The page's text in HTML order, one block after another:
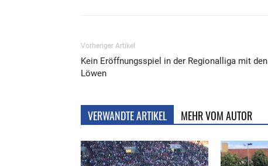
Vorheriger Artikel
Kein Eröffnungsspiel in der Regionalliga mit den
Löwen
VERWANDTE ARTIKEL MEHR VOM AUTOR